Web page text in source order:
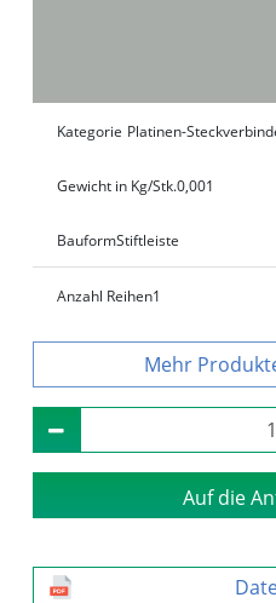
Kategorie Platinen-
Gewicht in Kg/Stk.0,001
BauformStiftleiste
Anzahl Reihen1
Auf die